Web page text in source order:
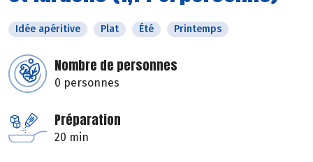
Idée apéritive Plat Été Printemps
Nombre de personnes
0 personnes
Préparation
20 min